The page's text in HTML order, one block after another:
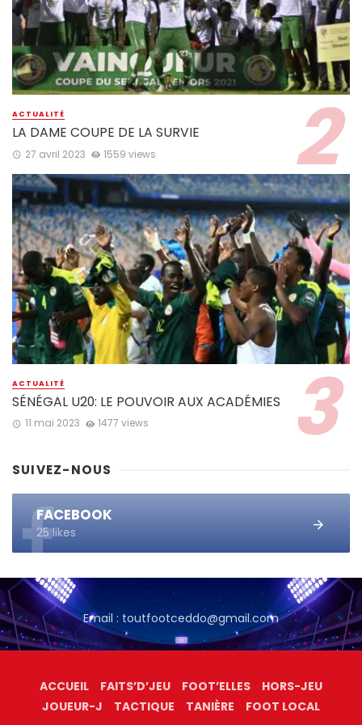
ACTUALITÉ
LA DAME COUPE DE LA SURVIE
27 avril 2023 1559 views
ACTUALITÉ
SÉNÉGAL U20: LE POUVOIR AUX ACADÉMIES
11 mai 2023 1477 views
SUIVEZ-NOUS
FACEBOOK
25 likes
Email : toutfootceddo@gmail.com
ACCUEIL FAITS’D’JEU FOOT’ELLES
HORS-JEU
JOUEUR-J
TACTIQUE TANIÈRE FOOT LOCAL